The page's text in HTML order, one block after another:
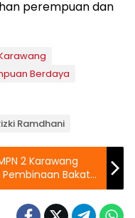
perempuan dan
Berdaya
Ramdhani
2 Karawang
Pembinaan Bakat